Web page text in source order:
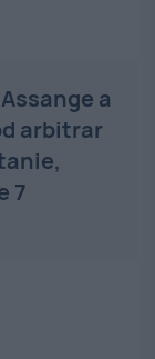
a
arbitrar
7